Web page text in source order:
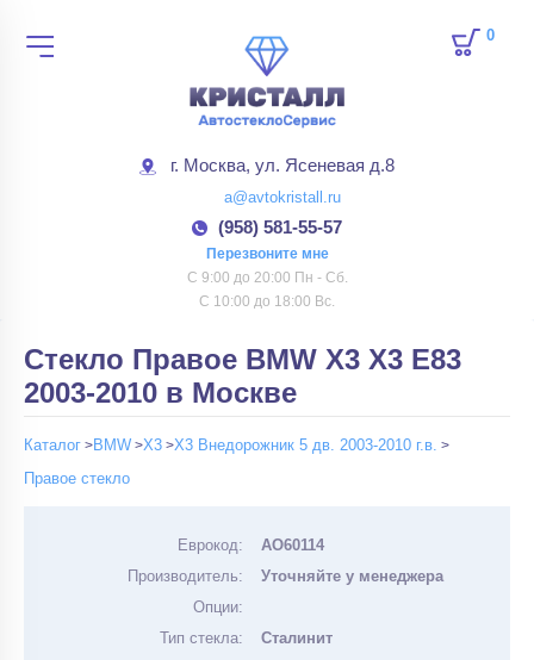
г. Москва, ул. Ясеневая д.8
a@avtokristall.ru
(958) 581-55-57
Перезвоните мне
С 9:00 до 20:00 Пн - Сб.
С 10:00 до 18:00 Вс.
0
Стекло Правое BMW X3 X3 E83
2003-2010 в Москве
Каталог BMW X3
X3 Внедорожник 5 дв. 2003-2010 г.в.
Правое стекло
Еврокод:
AO60114
Производитель:
Уточняйте у менеджера
Опции:
Тип стекла:
Сталинит